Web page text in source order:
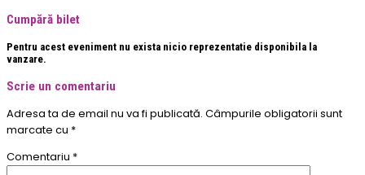
Cumpără bilet
Pentru acest eveniment nu exista nicio reprezentatie disponibila la
vanzare.
Scrie un comentariu
Adresa ta de email nu va fi publicată. Câmpurile obligatorii sunt
marcate cu *
Comentariu *